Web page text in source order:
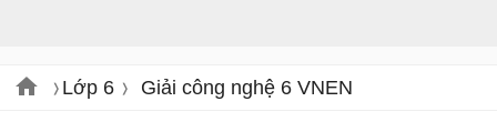
Lớp 6 Giải công nghệ 6 VNEN